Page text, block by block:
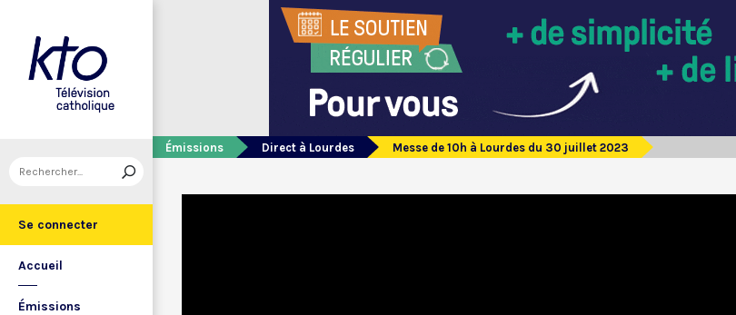
Se connecter
Accueil
Émissions
Émissions Direct à Lourdes Messe de 10h à Lourdes du 30 juillet 2023